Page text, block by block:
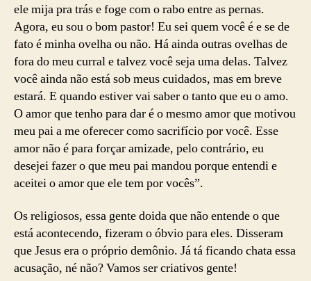
ele mija pra trás e foge com o rabo entre as pernas.
Agora, eu sou o bom pastor! Eu sei quem você é e se de
fato é minha ovelha ou não. Há ainda outras ovelhas de
fora do meu curral e talvez você seja uma delas. Talvez
você ainda não está sob meus cuidados, mas em breve
estará. E quando estiver vai saber o tanto que eu o amo.
O amor que tenho para dar é o mesmo amor que motivou
meu pai a me oferecer como sacrifício por você. Esse
amor não é para forçar amizade, pelo contrário, eu
desejei fazer o que meu pai mandou porque entendi e
aceitei o amor que ele tem por vocês”.
Os religiosos, essa gente doida que não entende o que
está acontecendo, fizeram o óbvio para eles. Disseram
que Jesus era o próprio demônio. Já tá ficando chata essa
acusação, né não? Vamos ser criativos gente!